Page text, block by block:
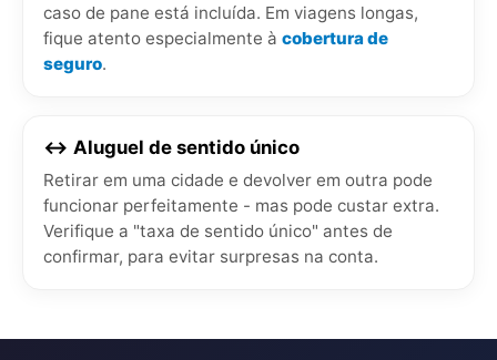
caso de pane está incluída. Em viagens longas,
fique atento especialmente à cobertura de
seguro.
↔️ Aluguel de sentido único
Retirar em uma cidade e devolver em outra pode
funcionar perfeitamente - mas pode custar extra.
Verifique a "taxa de sentido único" antes de
confirmar, para evitar surpresas na conta.